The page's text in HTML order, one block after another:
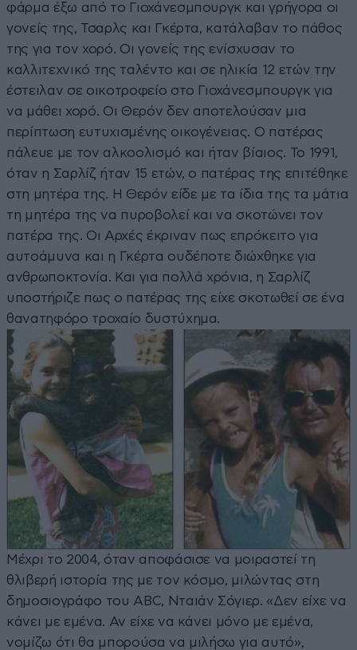
φάρμα έξω από το Γιοχάνεσμπουργκ και γρήγορα οι
γονείς της, Τσαρλς και Γκέρτα, κατάλαβαν το πάθος
της για τον χορό. Οι γονείς της ενίσχυσαν το
καλλιτεχνικό της ταλέντο και σε ηλικία 12 ετών την
έστειλαν σε οικοτροφείο στο Γιοχάνεσμπουργκ για
να μάθει χορό. Οι Θερόν δεν αποτελούσαν μια
περίπτωση ευτυχισμένης οικογένειας. Ο πατέρας
πάλευε με τον αλκοολισμό και ήταν βίαιος. Το 1991,
όταν η Σαρλίζ ήταν 15 ετών, ο πατέρας της επιτέθηκε
στη μητέρα της. Η Θερόν είδε με τα ίδια της τα μάτια
τη μητέρα της να πυροβολεί και να σκοτώνει τον
πατέρα της. Οι Αρχές έκριναν πως επρόκειτο για
αυτοάμυνα και η Γκέρτα ουδέποτε διώχθηκε για
ανθρωποκτονία. Και για πολλά χρόνια, η Σαρλίζ
υποστήριζε πως ο πατέρας της είχε σκοτωθεί σε ένα
θανατηφόρο τροχαίο δυστύχημα.
Μέχρι το 2004, όταν αποφάσισε να μοιραστεί τη
θλιβερή ιστορία της με τον κόσμο, μιλώντας στη
δημοσιογράφο του ABC, Νταιάν Σόγιερ. «Δεν είχε να
κάνει με εμένα. Αν είχε να κάνει μόνο με εμένα,
νομίζω ότι θα μπορούσα να μιλήσω για αυτό»,